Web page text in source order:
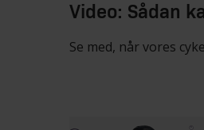
Video: Sådan
Se med, når vores